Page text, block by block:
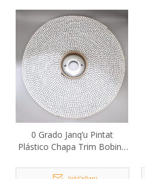
0 Grado Janq’u Pintat
Plástico Chapa Trim Bobina